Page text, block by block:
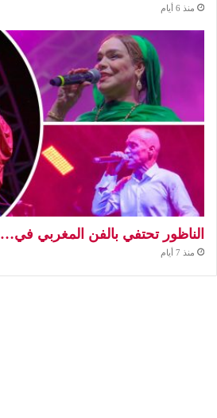
منذ 6 أيام
الناظور تحتفي بالفن المغربي في…
منذ 7 أيام